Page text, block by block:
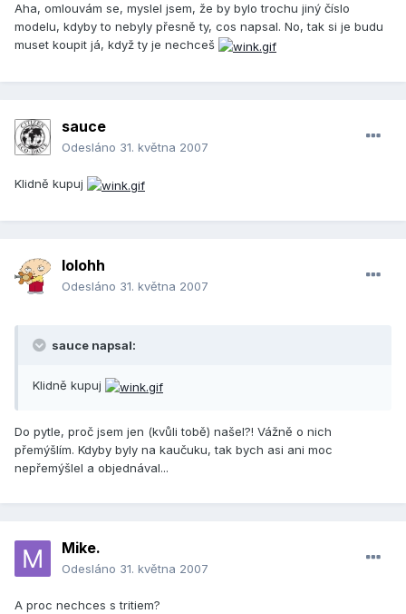
Aha, omlouvám se, myslel jsem, že by bylo trochu jiný číslo
modelu, kdyby to nebyly přesně ty, cos napsal. No, tak si je budu
muset koupit já, když ty je nechceš
sauce
Odesláno 31. května 2007
Klidně kupuj
lolohh
Odesláno 31. května 2007
sauce napsal:
Klidně kupuj
Do pytle, proč jsem jen (kvůli tobě) našel?! Vážně o nich
přemýšlím. Kdyby byly na kaučuku, tak bych asi ani moc
nepřemýšlel a objednával...
Mike.
Odesláno 31. května 2007
A proc nechces s tritiem?